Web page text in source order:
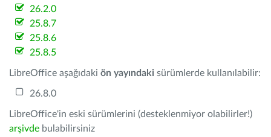
26.2.0
25.8.7
25.8.6
25.8.5
LibreOffice aşağıdaki ön yayındaki sürümlerde kullanılabilir:
26.8.0
LibreOffice'in eski sürümlerini (desteklenmiyor olabilirler!)
arşivde bulabilirsiniz